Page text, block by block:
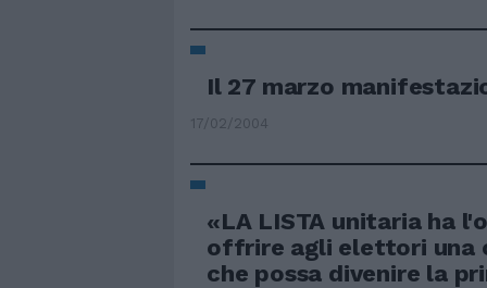
Il 27 marzo
17/02/2004
«LA LISTA unitaria ha
offrire agli elettori una
che possa divenire la